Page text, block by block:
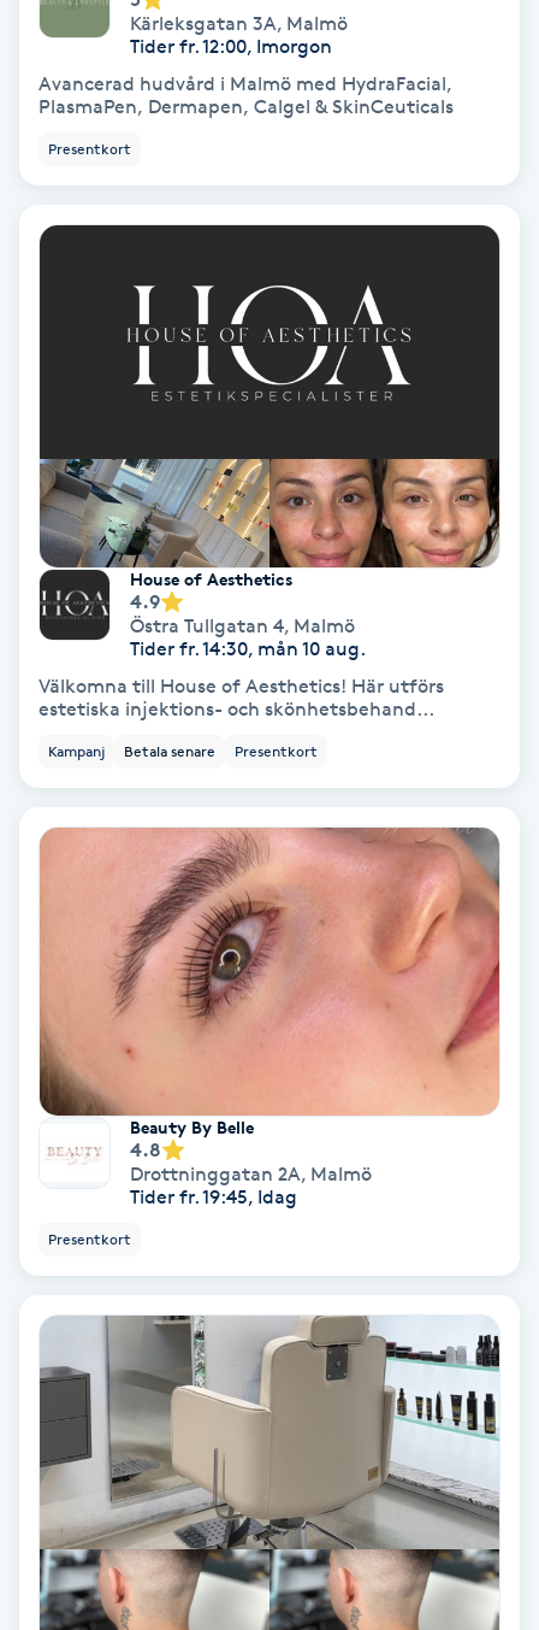
Färgning
Föning
Gellack med förstärkning
Gravidmassage
Gravidyoga
Gruppträning
Hatha Yoga
Headspa
Herrklippning
HIFU
Hollywood Peel
Hot Stone Massage
Hot yoga
Huduppstramning
Hudvård
Hyaluronsyra
Hyperhidros
Kärleksgatan 3A, Malmö
Tider fr. 12:00, Imorgon
Avancerad hudvård i Malmö med HydraFacial,
PlasmaPen, Dermapen, Calgel & SkinCeuticals
Presentkort
House of Aesthetics
4.9
Östra Tullgatan 4, Malmö
Tider fr. 14:30, mån 10 aug.
Välkomna till House of Aesthetics! Här utförs
estetiska injektions- och skönhetsbehand...
Kampanj Betala senare Presentkort
Beauty By Belle
4.8
Drottninggatan 2A, Malmö
Tider fr. 19:45, Idag
Presentkort